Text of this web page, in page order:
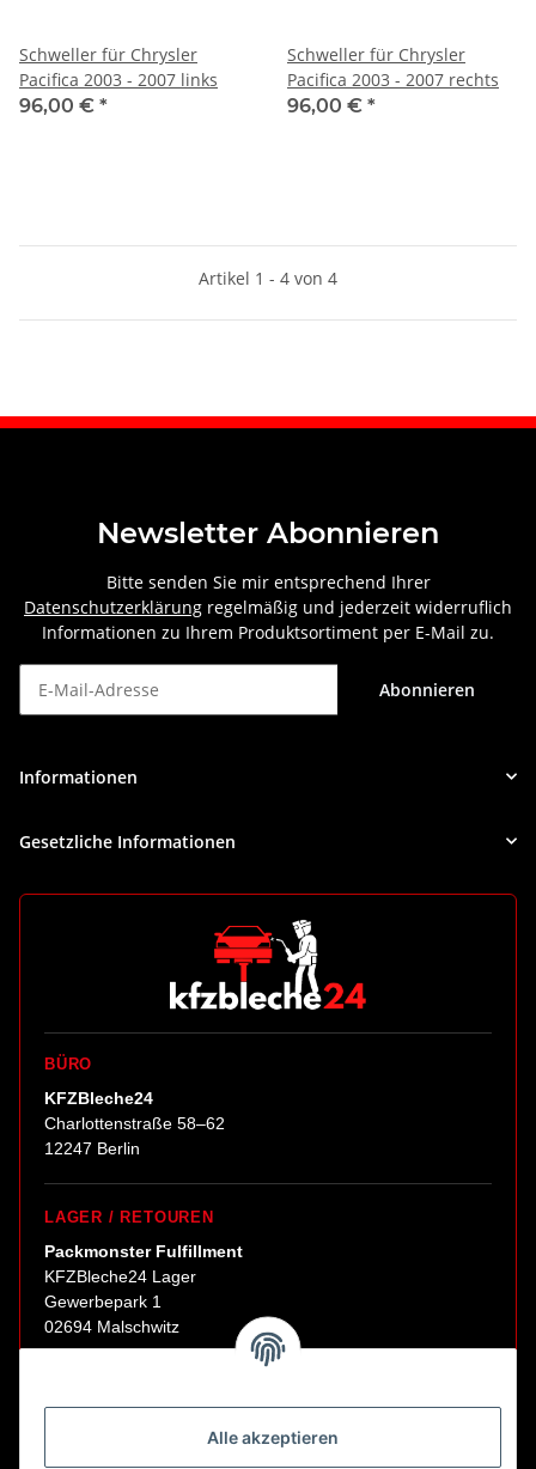
Alle akzeptieren
Schweller für Chrysler
Pacifica 2003 - 2007 links
96,00 € *
Schweller für Chrysler
Pacifica 2003 - 2007 rechts
96,00 € *
Artikel 1 - 4 von 4
Newsletter Abonnieren
Bitte senden Sie mir entsprechend Ihrer
Datenschutzerklärung regelmäßig und jederzeit widerruflich
Informationen zu Ihrem Produktsortiment per E-Mail zu.
Abonnieren
Informationen
Gesetzliche Informationen
BÜRO
KFZBleche24
Charlottenstraße 58–62
12247 Berlin
LAGER / RETOUREN
Packmonster Fulfillment
KFZBleche24 Lager
Gewerbepark 1
02694 Malschwitz
Abholungen nur nach Terminvereinbarung.